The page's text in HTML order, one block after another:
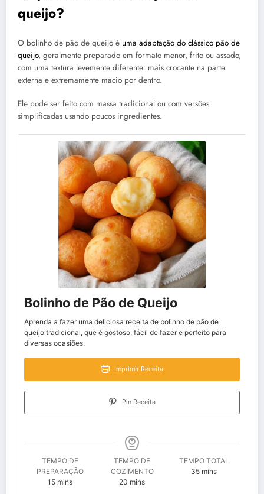
queijo?
O bolinho de pão de queijo é uma adaptação do clássico pão de
queijo, geralmente preparado em formato menor, frito ou assado,
com uma textura levemente diferente: mais crocante na parte
externa e extremamente macio por dentro.
Ele pode ser feito com massa tradicional ou com versões
simplificadas usando poucos ingredientes.
Bolinho de Pão de Queijo
Aprenda a fazer uma deliciosa receita de bolinho de pão de
queijo tradicional, que é gostoso, fácil de fazer e perfeito para
diversas ocasiões.
Imprimir Receita
Pin Receita
TEMPO DE
PREPARAÇÃO
15minutes
mins
TEMPO DE
COZIMENTO
20 minutes
mins
TEMPO TOTAL
35minutes
mins